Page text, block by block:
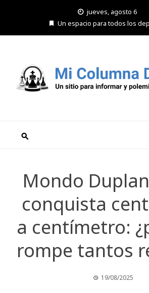
jueves, agosto 6
Un espacio para todos los
Mondo
conquista
a centímetro:
rompe tantos
19/08/2025